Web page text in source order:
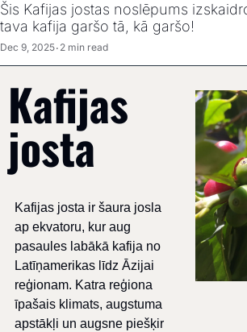
Šis Kafijas jostas noslēpums
tava kafija garšo tā, kā garšo!
Dec 9, 2025• 2 min read
Kafijas
josta
Kafijas josta ir šaura josla
ap ekvatoru, kur aug
pasaules labākā kafija no
Latīņamerikas līdz Āzijai
reģionam. Katra reģiona
īpašais klimats, augstuma
apstākļi un augsne piešķir